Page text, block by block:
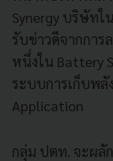
Synergy บริษัทใ
รับข่าวดีจากการ
หนึ่งใน Battery
ระบบการเก็บพลั
Application
กลุ่ม ปตท. จะผลั